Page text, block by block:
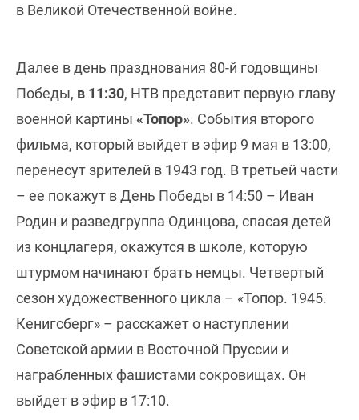
в Великой Отечественной войне.
Далее в день празднования 80-й годовщины
Победы, в 11:30, НТВ представит первую главу
военной картины «Топор». События второго
фильма, который выйдет в эфир 9 мая в 13:00,
перенесут зрителей в 1943 год. В третьей части
– ее покажут в День Победы в 14:50 – Иван
Родин и разведгруппа Одинцова, спасая детей
из концлагеря, окажутся в школе, которую
штурмом начинают брать немцы. Четвертый
сезон художественного цикла – «Топор. 1945.
Кенигсберг» – расскажет о наступлении
Советской армии в Восточной Пруссии и
награбленных фашистами сокровищах. Он
выйдет в эфир в 17:10.